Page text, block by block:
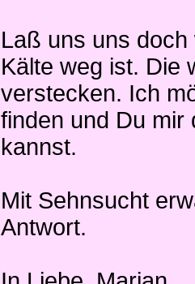
Laß uns uns
Kälte weg ist. Die
verstecken. Ich
finden und Du mir
kannst.
Mit Sehnsucht
Antwort.